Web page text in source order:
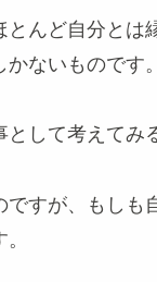
とんど自分と
ないものです。
して考えてみ
ですが、もしも